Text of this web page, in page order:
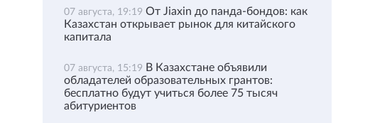
07 августа, 19:19 От Jiaxin до панда-бондов: как
Казахстан открывает рынок для китайского
капитала
07 августа, 15:19 В Казахстане объявили
обладателей образовательных грантов:
бесплатно будут учиться более 75 тысяч
абитуриентов